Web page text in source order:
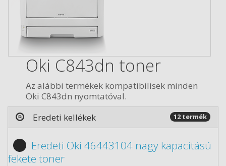
Oki C843dn toner
Az alábbi termékek kompatibilisek minden
Oki C843dn nyomtatóval.
Eredeti kellékek
12 termék
Eredeti Oki 46443104 nagy kapacitású
fekete toner